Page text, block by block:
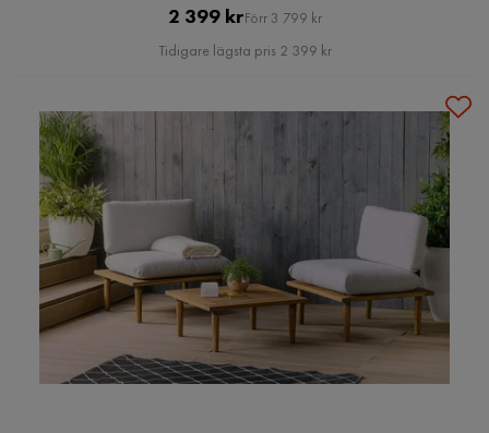
Pris
2 399 krOriginal
Pris
Förr 3 799 kr
Tidigare lägsta pris 2 399 kr